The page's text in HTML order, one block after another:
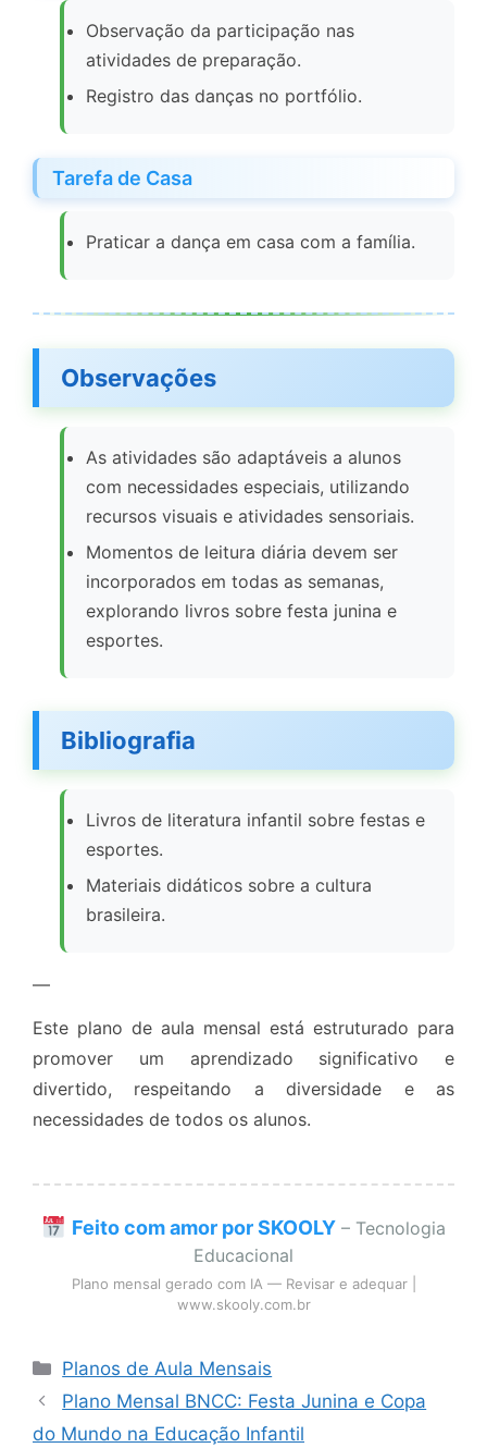
Observação da participação nas
atividades de preparação.
Registro das danças no portfólio.
Tarefa de Casa
Praticar a dança em casa com a família.
Observações
As atividades são adaptáveis a alunos
com necessidades especiais, utilizando
recursos visuais e atividades sensoriais.
Momentos de leitura diária devem ser
incorporados em todas as semanas,
explorando livros sobre festa junina e
esportes.
Bibliografia
Livros de literatura infantil sobre festas e
esportes.
Materiais didáticos sobre a cultura
brasileira.
—
Este plano de aula mensal está estruturado para
promover um aprendizado significativo e
divertido, respeitando a diversidade e as
necessidades de todos os alunos.
Feito com amor por SKOOLY – Tecnologia
Educacional
Plano mensal gerado com IA — Revisar e adequar |
www.skooly.com.br
Categorias
Planos de Aula Mensais
Plano Mensal BNCC: Festa Junina e Copa
do Mundo na Educação Infantil